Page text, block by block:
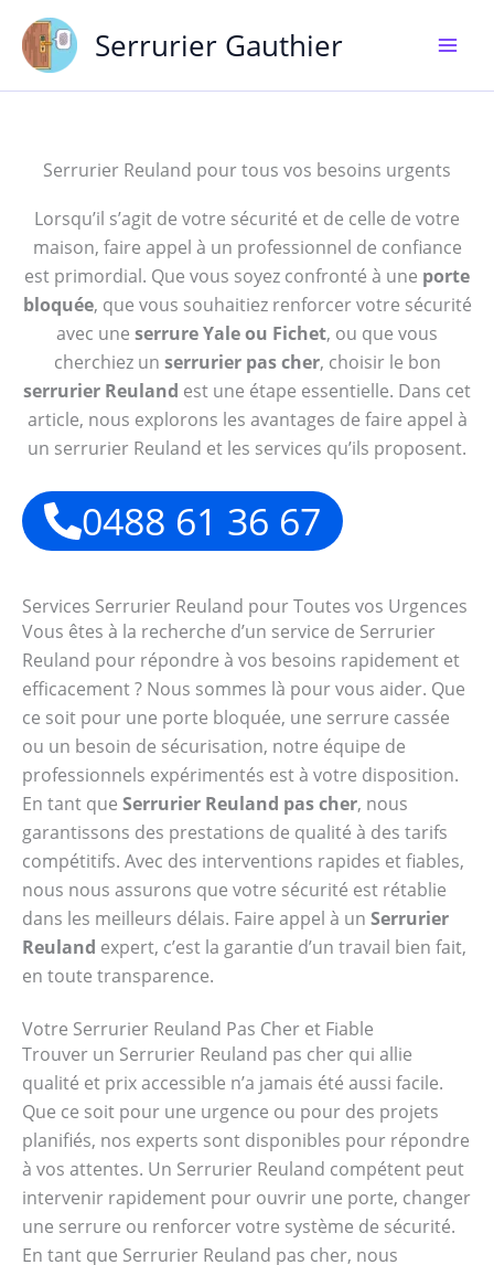
contenu
Serrurier Gauthier
Serrurier Reuland pour tous vos besoins urgents
Lorsqu’il s’agit de votre sécurité et de celle de votre
maison, faire appel à un professionnel de confiance
est primordial. Que vous soyez confronté à une porte
bloquée, que vous souhaitiez renforcer votre sécurité
avec une serrure Yale ou Fichet, ou que vous
cherchiez un serrurier pas cher, choisir le bon
serrurier Reuland est une étape essentielle. Dans cet
article, nous explorons les avantages de faire appel à
un serrurier Reuland et les services qu’ils proposent.
0488 61 36 67
Services Serrurier Reuland pour Toutes vos Urgences
Vous êtes à la recherche d’un service de Serrurier
Reuland pour répondre à vos besoins rapidement et
efficacement ? Nous sommes là pour vous aider. Que
ce soit pour une porte bloquée, une serrure cassée
ou un besoin de sécurisation, notre équipe de
professionnels expérimentés est à votre disposition.
En tant que Serrurier Reuland pas cher, nous
garantissons des prestations de qualité à des tarifs
compétitifs. Avec des interventions rapides et fiables,
nous nous assurons que votre sécurité est rétablie
dans les meilleurs délais. Faire appel à un Serrurier
Reuland expert, c’est la garantie d’un travail bien fait,
en toute transparence.
Votre Serrurier Reuland Pas Cher et Fiable
Trouver un Serrurier Reuland pas cher qui allie
qualité et prix accessible n’a jamais été aussi facile.
Que ce soit pour une urgence ou pour des projets
planifiés, nos experts sont disponibles pour répondre
à vos attentes. Un Serrurier Reuland compétent peut
intervenir rapidement pour ouvrir une porte, changer
une serrure ou renforcer votre système de sécurité.
En tant que Serrurier Reuland pas cher, nous